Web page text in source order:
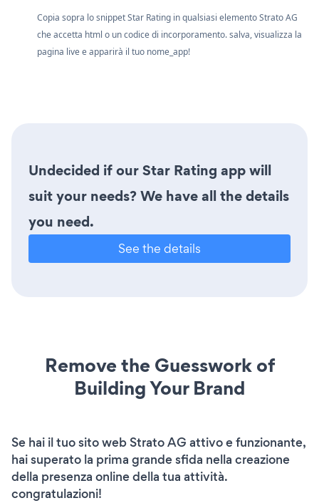
Copia sopra lo snippet Star Rating in qualsiasi elemento Strato AG
che accetta html o un codice di incorporamento. salva, visualizza la
pagina live e apparirà il tuo nome_app!
Undecided if our Star Rating app will
suit your needs? We have all the details
you need.
See the details
Remove the Guesswork of
Building Your Brand
Se hai il tuo sito web Strato AG attivo e funzionante,
hai superato la prima grande sfida nella creazione
della presenza online della tua attività.
congratulazioni!